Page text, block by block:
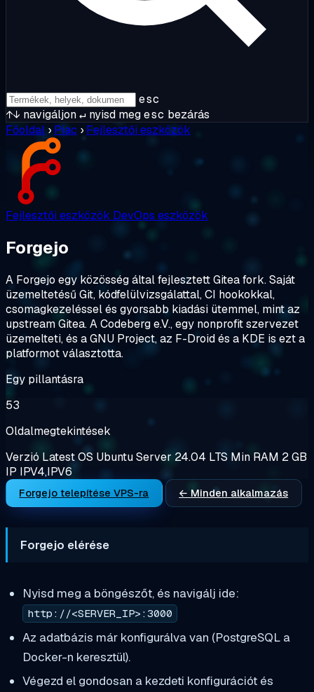
esc
↑↓ navigáljon↵ nyisd megesc bezárás
Főoldal › Piac › Fejlesztői eszközök
Fejlesztői eszközök DevOps eszközök
Forgejo
A Forgejo egy közösség által fejlesztett Gitea fork. Saját
üzemeltetésű Git, kódfelülvizsgálattal, CI hookokkal,
csomagkezeléssel és gyorsabb kiadási ütemmel, mint az
upstream Gitea. A Codeberg e.V., egy nonprofit szervezet
üzemelteti, és a GNU Project, az F-Droid és a KDE is ezt a
platformot választotta.
Egy pillantásra
53
Oldalmegtekintések
Verzió LatestOS Ubuntu Server 24.04 LTS Min RAM 2 GB
IP IPV4,IPV6
Forgejo telepítése VPS-ra ← Minden alkalmazás
Forgejo elérése
Nyisd meg a böngészőt, és navigálj ide:
http://<SERVER_IP>:3000
Az adatbázis már konfigurálva van (PostgreSQL a
Docker-n keresztül).
Végezd el gondosan a kezdeti konfigurációt és